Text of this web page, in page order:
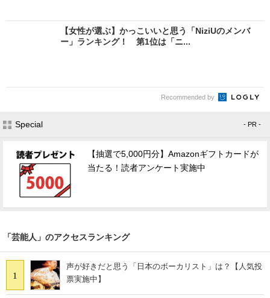
【女性が選ぶ】かっこいいと思う「NiziUのメンバ
ー」ランキング！ 第1位は「ニ...
Recommended by
Special - PR -
【抽選で5,000円分】Amazonギフトカードが
当たる！読者アンケート実施中
「芸能人」のアクセスランキング
1
声が好きだと思う「日本のボーカリスト」は？【人気投
票実施中】